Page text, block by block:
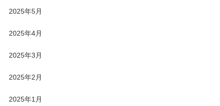
2025年5月
2025年4月
2025年3月
2025年2月
2025年1月